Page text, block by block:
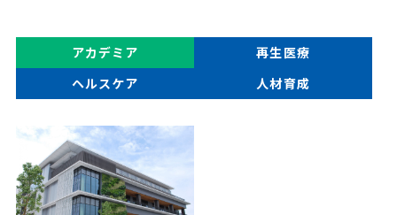
アカデミア
再生医療
ヘルスケア
人材育成